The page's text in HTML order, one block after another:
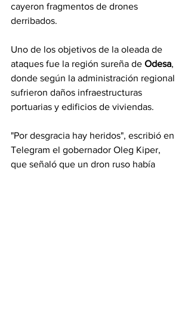
cayeron fragmentos de drones
derribados.
Uno de los objetivos de la oleada de
ataques fue la región sureña de Odesa,
donde según la administración regional
sufrieron daños infraestructuras
portuarias y edificios de viviendas.
"Por desgracia hay heridos", escribió en
Telegram el gobernador Oleg Kiper,
que señaló que un dron ruso había